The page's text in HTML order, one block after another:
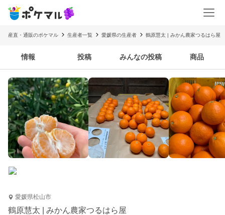
産直・通販のポケマル 生産者一覧 愛媛県の生産者 鶴原慧太 | みかん農家つるはら屋
情報 投稿 みんなの投稿 商品
愛媛県松山市
鶴原慧太 | みかん農家つるはら屋